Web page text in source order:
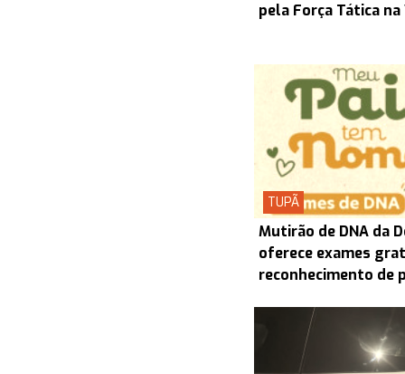
pela Força Tática
TUPÃ
Mutirão de DNA da
oferece exames
reconhecimento de